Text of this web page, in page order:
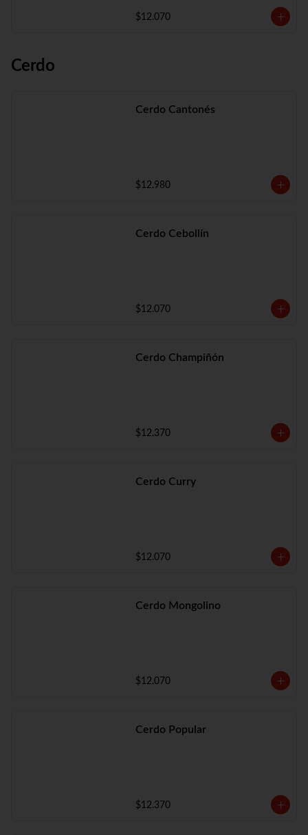
$12.070
Cerdo
Cerdo Cantonés
$12.980
Cerdo Cebollín
$12.070
Cerdo Champiñón
$12.370
Cerdo Curry
$12.070
Cerdo Mongolino
$12.070
Cerdo Popular
$12.370